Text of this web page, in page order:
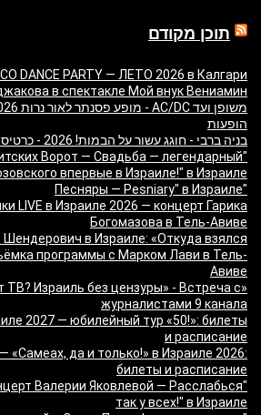
תוכן מקודם
DANCE PARTY — ЛЕТО 2026 в Калгари
в спектакле Мой внук Вениамин
הופעות
בניה ברבי - חוגג עשור על הבמות! 2026 - כרטיסים ולוח הופעות
Ворот — Свадьба — легендарный
впервые в Израиле!" в Израиле
"Песняры — Pesniary" в Израиле
LIVE в Израиле 2026 — концерт Гарика
Богомазова в Тель-Авиве
Шендерович в Израиле: «Откуда взялся
программы с Марком Лави в Тель-
Авиве
ТВ? Израиль без цензуры» - Встреча с
журналистами 9 канала
2027 — юбилейный тур «50!»: билеты
и расписание
«Самеах, да и только!» в Израиле 2026:
билеты и расписание
Валерии Яковлевой — Расслабься
так у всех!" в Израиле